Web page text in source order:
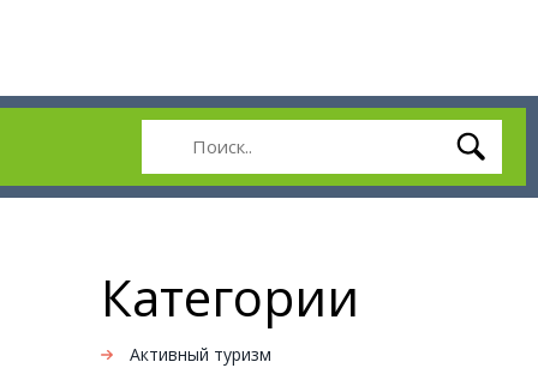
Категории
Активный туризм